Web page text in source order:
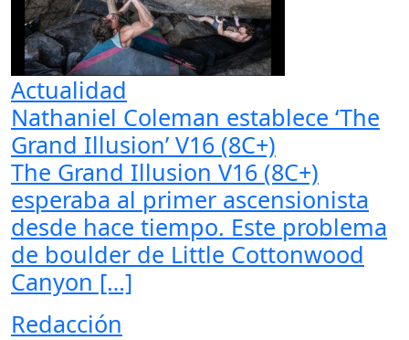
Actualidad
Nathaniel Coleman establece ‘The
Grand Illusion’ V16 (8C+)
The Grand Illusion V16 (8C+)
esperaba al primer ascensionista
desde hace tiempo. Este problema
de boulder de Little Cottonwood
Canyon […]
Redacción